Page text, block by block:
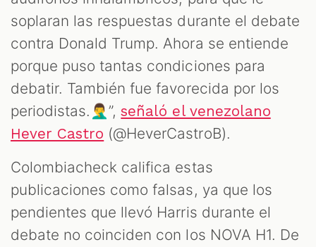
soplaran las respuestas durante el debate
contra Donald Trump. Ahora se entiende
porque puso tantas condiciones para
debatir. También fue favorecida por los
periodistas.🤦‍♂️”,señaló el venezolano
Hever Castro (@HeverCastroB).
Colombiacheck califica estas
publicaciones como falsas, ya que los
pendientes que llevó Harris durante el
debate no coinciden con los NOVA H1. De